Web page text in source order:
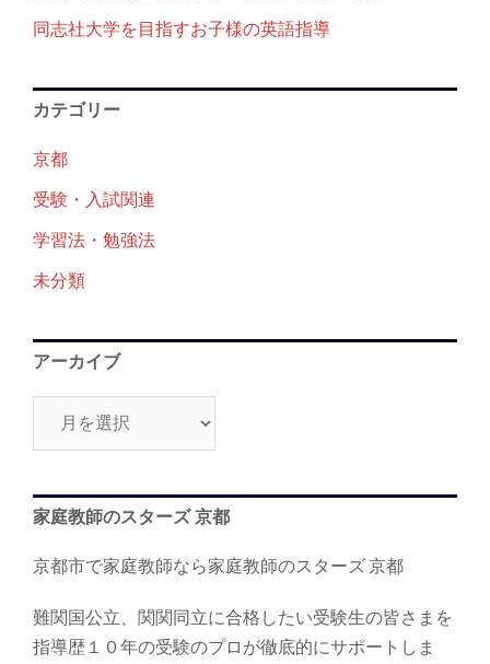
同志社大学を目指すお子様の英語指導
カテゴリー
京都
受験・入試関連
学習法・勉強法
未分類
アーカイブ
イ
ブ
家庭教師のスターズ 京都
京都市で家庭教師なら家庭教師のスターズ 京都
難関国公立、関関同立に合格したい受験生の皆さまを
指導歴１０年の受験のプロが徹底的にサポートしま